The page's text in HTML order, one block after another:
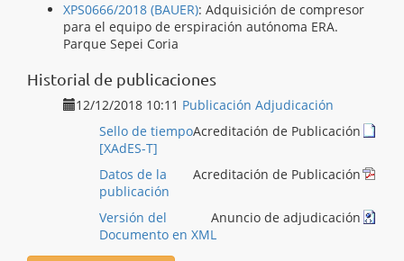
XPS0666/2018 (BAUER): Adquisición de compresor
para el equipo de erspiración autónoma ERA.
Parque Sepei Coria
Historial de publicaciones
12/12/2018 10:11 Publicación Adjudicación
Acreditación de Publicación
Sello de tiempo
[XAdES-T]
Acreditación de Publicación
Datos de la
publicación
Anuncio de adjudicación
Versión del
Documento en XML